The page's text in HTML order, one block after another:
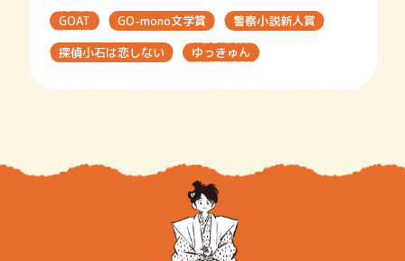
GOAT GO-mono文学賞
警察小説新人賞
探偵小石は恋しない
ゆっきゅん